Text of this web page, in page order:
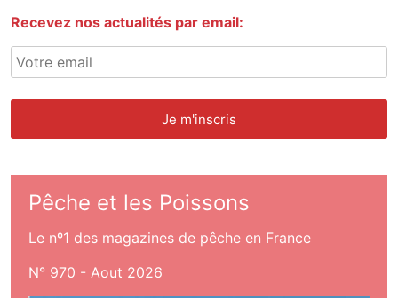
Recevez nos actualités par email:
Pêche et les Poissons
Le nº1 des magazines de pêche en France
N° 970 - Aout 2026